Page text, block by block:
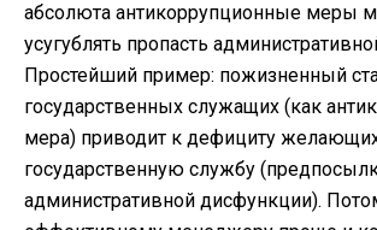
абсолюта антикоррупционные меры
усугублять пропасть
Простейший пример: пожизненный
государственных служащих (как
мера) приводит к дефициту
государственную службу
административной дисфункции).